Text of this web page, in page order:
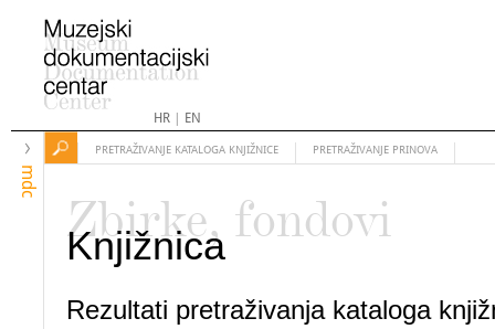
HR| EN
mdc
PRETRAŽIVANJE KATALOGA KNJIŽNICE PRETRAŽIVANJE PRINOVA
Zbirke, fondovi
Knjižnica
Rezultati pretraživanja kataloga